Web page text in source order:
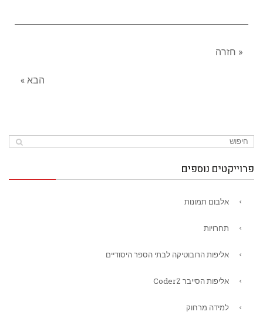
« חזרה
הבא »
פרוייקטים נוספים
אלבום תמונות
תחרויות
אליפות הרובוטיקה לבתי הספר היסודיים
אליפות הסייבר CoderZ
למידה מרחוק